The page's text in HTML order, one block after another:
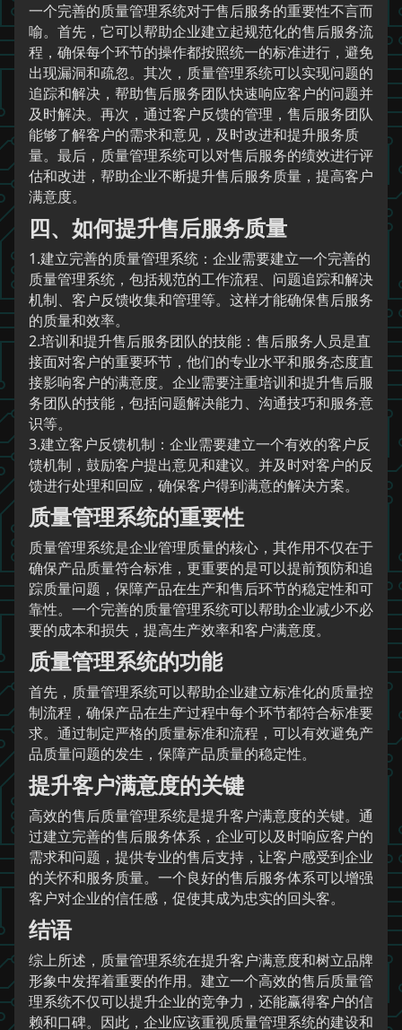
一个完善的质量管理系统对于售后服务的重要性不言而
喻。首先，它可以帮助企业建立起规范化的售后服务流
程，确保每个环节的操作都按照统一的标准进行，避免
出现漏洞和疏忽。其次，质量管理系统可以实现问题的
追踪和解决，帮助售后服务团队快速响应客户的问题并
及时解决。再次，通过客户反馈的管理，售后服务团队
能够了解客户的需求和意见，及时改进和提升服务质
量。最后，质量管理系统可以对售后服务的绩效进行评
估和改进，帮助企业不断提升售后服务质量，提高客户
满意度。
四、如何提升售后服务质量
1.建立完善的质量管理系统：企业需要建立一个完善的
质量管理系统，包括规范的工作流程、问题追踪和解决
机制、客户反馈收集和管理等。这样才能确保售后服务
的质量和效率。
2.培训和提升售后服务团队的技能：售后服务人员是直
接面对客户的重要环节，他们的专业水平和服务态度直
接影响客户的满意度。企业需要注重培训和提升售后服
务团队的技能，包括问题解决能力、沟通技巧和服务意
识等。
3.建立客户反馈机制：企业需要建立一个有效的客户反
馈机制，鼓励客户提出意见和建议。并及时对客户的反
馈进行处理和回应，确保客户得到满意的解决方案。
质量管理系统的重要性
质量管理系统是企业管理质量的核心，其作用不仅在于
确保产品质量符合标准，更重要的是可以提前预防和追
踪质量问题，保障产品在生产和售后环节的稳定性和可
靠性。一个完善的质量管理系统可以帮助企业减少不必
要的成本和损失，提高生产效率和客户满意度。
质量管理系统的功能
首先，质量管理系统可以帮助企业建立标准化的质量控
制流程，确保产品在生产过程中每个环节都符合标准要
求。通过制定严格的质量标准和流程，可以有效避免产
品质量问题的发生，保障产品质量的稳定性。
提升客户满意度的关键
高效的售后质量管理系统是提升客户满意度的关键。通
过建立完善的售后服务体系，企业可以及时响应客户的
需求和问题，提供专业的售后支持，让客户感受到企业
的关怀和服务质量。一个良好的售后服务体系可以增强
客户对企业的信任感，促使其成为忠实的回头客。
结语
综上所述，质量管理系统在提升客户满意度和树立品牌
形象中发挥着重要的作用。建立一个高效的售后质量管
理系统不仅可以提升企业的竞争力，还能赢得客户的信
赖和口碑。因此，企业应该重视质量管理系统的建设和